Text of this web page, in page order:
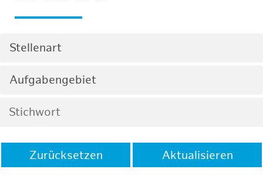
Stellenart
Aufgabengebiet
Zurücksetzen Aktualisieren